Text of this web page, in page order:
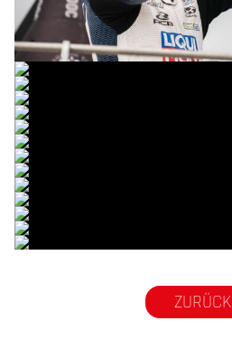
© R.Lekl & S.Wobser
© R.Lekl & S.Wobser
© R.Lekl & S.Wobser
© R.Lekl & S.Wobser
© R.Lekl & S.Wobser
© R.Lekl & S.Wobser
© R.Lekl & S.Wobser
© R.Lekl & S.Wobser
© R.Lekl & S.Wobser
© R.Lekl & S.Wobser
© R.Lekl & S.Wobser
© R.Lekl & S.Wobser
ZURÜCK